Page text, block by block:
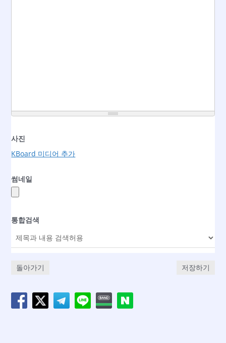
사진
KBoard 미디어 추가
썸네일
통합검색
돌아가기 저장하기